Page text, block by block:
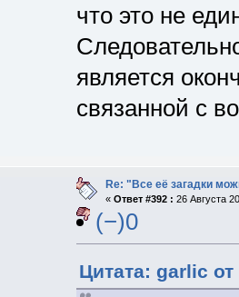
что это не
является
связанной с
Re: "Все её загадки
« Ответ #392 : 26 Августа
(−)0
Цитата: garlic от